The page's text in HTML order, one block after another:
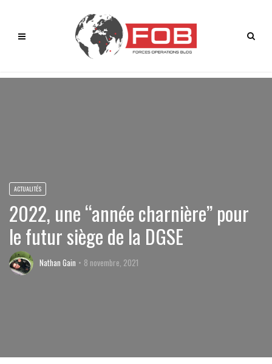
ACTUALITÉS
2022, une “année charnière” pour
le futur siège de la DGSE
Nathan Gain 8 novembre, 2021